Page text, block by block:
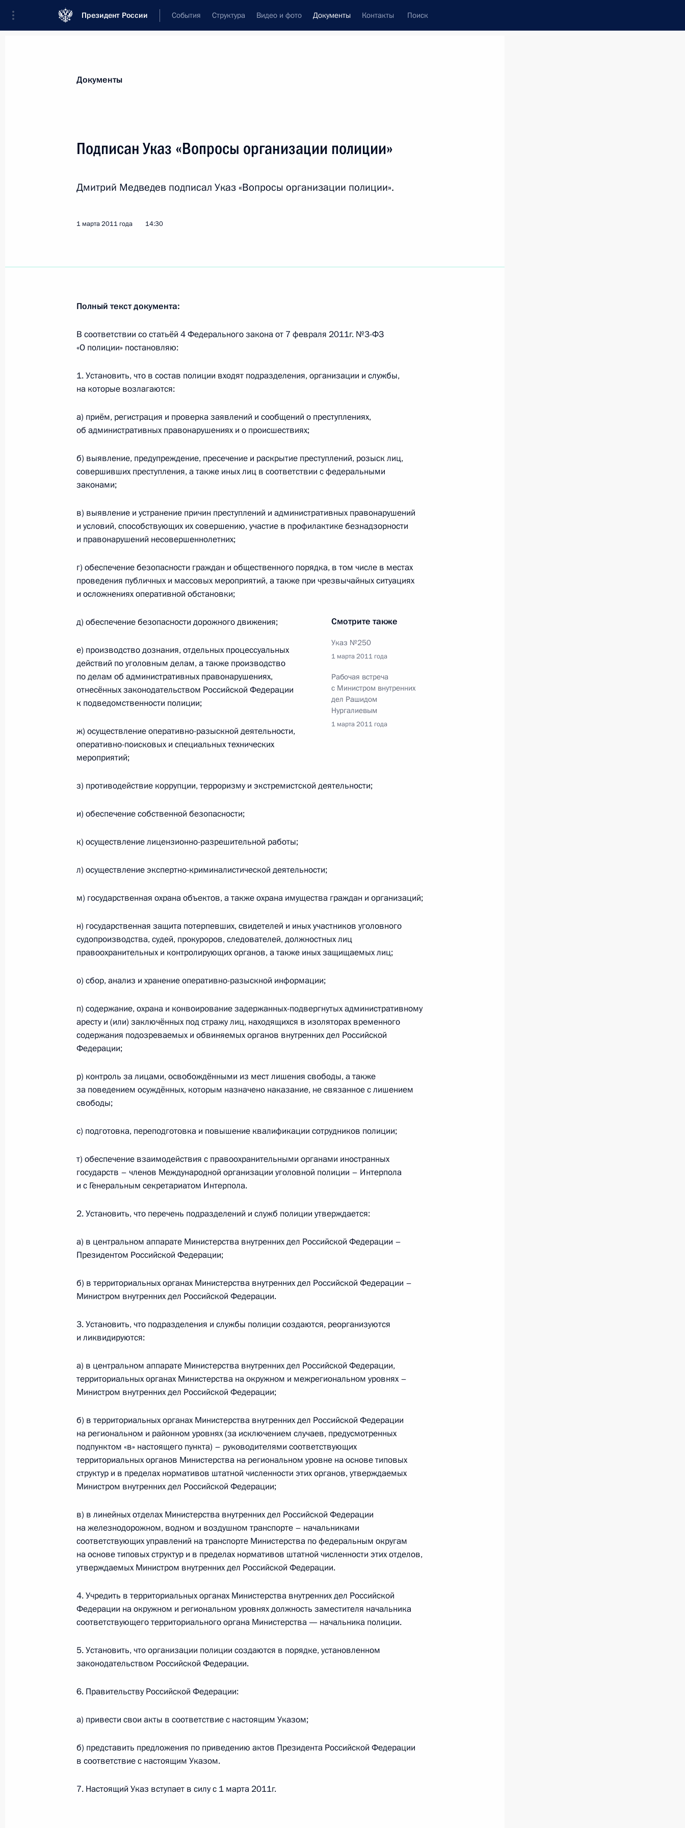
Президент России События Структура Видео и фото Документы Контакты Поиск
Подписан закон о ратификации соглашения между Россией и США о транзите
9 марта 2011 года, 19:30
9 марта 2011 года, 12:30
Подписан закон о присоединении России к Роттердамской конвенции
9 марта 2011 года, 12:15
Подписан закон о ратификации договора между Россией и Панамой о взаимной
правовой помощи по уголовным делам
Подписан закон о ратификации соглашения о создании Центральноазиатского
координационного центра по борьбе с незаконным оборотом наркотиков
9 марта 2011 года, 10:30
7 марта 2011 года, понедельник
Российской Федерации»
предпринимательства
7 марта 2011 года, 14:40
7 марта 2011 года, 14:30
лиц
7 марта 2011 года, 14:20
деятельности с использованием торговых автоматов
Внесены изменения в закон о государственных пособиях гражданам, имеющим
детей
3 марта 2011 года, четверг
Дмитрий Медведев внёс в Государственную Думу на ратификацию Статут Суда
Евразийского экономического сообщества
Кадровые изменения в Вооружённых Силах
3 марта 2011 года, 10:00
2 марта 2011 года, среда
М.Е.Пятницкого
2 марта 2011 года, 09:10
1 марта 2011 года, вторник
Указ о признании утратившими силу некоторых актов Президента в связи
вступлением в силу закона «О полиции»
1 марта 2011 года, 15:30
Подписан Указ «О предельной штатной численности органов внутренних дел
Российской Федерации»
1 марта 2011 года, 15:20
Утверждён перечень должностей высшего начальствующего состава в органах
внутренних дел
Дмитрий Медведев подписал Указ «О внеочередной аттестации сотрудников
органов внутренних дел Российской Федерации»
1 марта 2011 года, 15:00
1 марта 2011 года, 14:50
центрального аппарата
Документы
Подписан Указ «Вопросы организации полиции»
Дмитрий Медведев подписал Указ «Вопросы организации полиции».
1 марта 2011 года 14:30
Полный текст документа:
В соответствии со статьёй 4 Федерального закона от 7 февраля 2011г. №3-ФЗ
«О полиции» постановляю:
1. Установить, что в состав полиции входят подразделения, организации и службы,
на которые возлагаются:
а) приём, регистрация и проверка заявлений и сообщений о преступлениях,
об административных правонарушениях и о происшествиях;
б) выявление, предупреждение, пресечение и раскрытие преступлений, розыск лиц,
совершивших преступления, а также иных лиц в соответствии с федеральными
законами;
в) выявление и устранение причин преступлений и административных правонарушений
и условий, способствующих их совершению, участие в профилактике безнадзорности
и правонарушений несовершеннолетних;
г) обеспечение безопасности граждан и общественного порядка, в том числе в местах
проведения публичных и массовых мероприятий, а также при чрезвычайных ситуациях
и осложнениях оперативной обстановки;
Смотрите также
Указ №250
1 марта 2011 года
Рабочая встреча
с Министром внутренних
дел Рашидом
Нургалиевым
1 марта 2011 года
д) обеспечение безопасности дорожного движения;
е) производство дознания, отдельных процессуальных
действий по уголовным делам, а также производство
по делам об административных правонарушениях,
отнесённых законодательством Российской Федерации
к подведомственности полиции;
ж) осуществление оперативно-разыскной деятельности,
оперативно-поисковых и специальных технических
мероприятий;
з) противодействие коррупции, терроризму и экстремистской деятельности;
и) обеспечение собственной безопасности;
к) осуществление лицензионно-разрешительной работы;
л) осуществление экспертно-криминалистической деятельности;
м) государственная охрана объектов, а также охрана имущества граждан и организаций;
н) государственная защита потерпевших, свидетелей и иных участников уголовного
судопроизводства, судей, прокуроров, следователей, должностных лиц
правоохранительных и контролирующих органов, а также иных защищаемых лиц;
о) сбор, анализ и хранение оперативно-разыскной информации;
п) содержание, охрана и конвоирование задержанных-подвергнутых административному
аресту и (или) заключённых под стражу лиц, находящихся в изоляторах временного
содержания подозреваемых и обвиняемых органов внутренних дел Российской
Федерации;
р) контроль за лицами, освобождёнными из мест лишения свободы, а также
за поведением осуждённых, которым назначено наказание, не связанное с лишением
свободы;
с) подготовка, переподготовка и повышение квалификации сотрудников полиции;
т) обеспечение взаимодействия с правоохранительными органами иностранных
государств – членов Международной организации уголовной полиции – Интерпола
и с Генеральным секретариатом Интерпола.
2. Установить, что перечень подразделений и служб полиции утверждается:
а) в центральном аппарате Министерства внутренних дел Российской Федерации –
Президентом Российской Федерации;
б) в территориальных органах Министерства внутренних дел Российской Федерации –
Министром внутренних дел Российской Федерации.
3. Установить, что подразделения и службы полиции создаются, реорганизуются
и ликвидируются:
а) в центральном аппарате Министерства внутренних дел Российской Федерации,
территориальных органах Министерства на окружном и межрегиональном уровнях –
Министром внутренних дел Российской Федерации;
б) в территориальных органах Министерства внутренних дел Российской Федерации
на региональном и районном уровнях (за исключением случаев, предусмотренных
подпунктом «в» настоящего пункта) – руководителями соответствующих
территориальных органов Министерства на региональном уровне на основе типовых
структур и в пределах нормативов штатной численности этих органов, утверждаемых
Министром внутренних дел Российской Федерации;
в) в линейных отделах Министерства внутренних дел Российской Федерации
на железнодорожном, водном и воздушном транспорте – начальниками
соответствующих управлений на транспорте Министерства по федеральным округам
на основе типовых структур и в пределах нормативов штатной численности этих отделов,
утверждаемых Министром внутренних дел Российской Федерации.
4. Учредить в территориальных органах Министерства внутренних дел Российской
Федерации на окружном и региональном уровнях должность заместителя начальника
соответствующего территориального органа Министерства — начальника полиции.
5. Установить, что организации полиции создаются в порядке, установленном
законодательством Российской Федерации.
6. Правительству Российской Федерации:
а) привести свои акты в соответствие с настоящим Указом;
б) представить предложения по приведению актов Президента Российской Федерации
в соответствие с настоящим Указом.
7. Настоящий Указ вступает в силу с 1 марта 2011г.